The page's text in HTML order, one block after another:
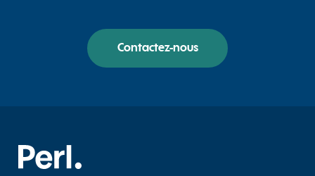
Contactez-nous